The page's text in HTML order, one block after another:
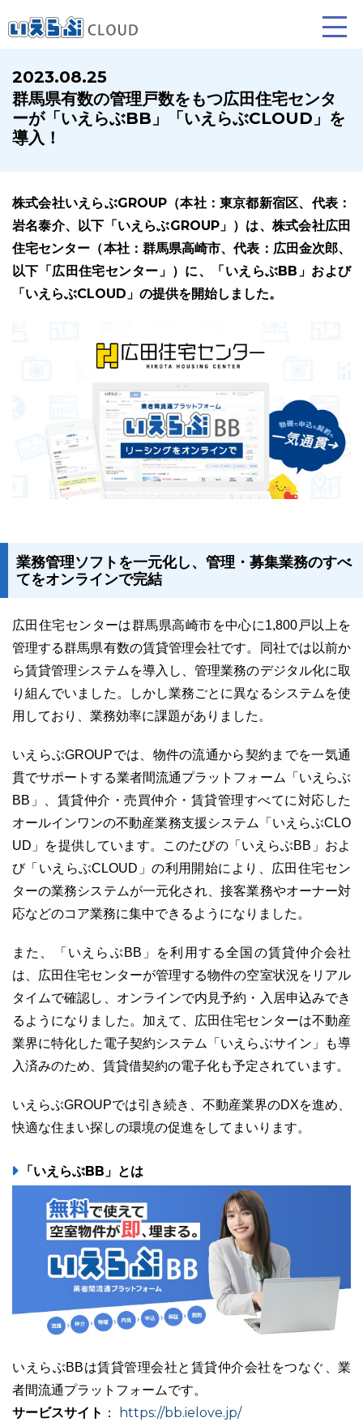
賃貸仲介
業務向け機能
売買仲介 賃貸管理
ユーザーインタビュー ホームページ制作実績
ニュース一覧 お役立ちブログ 資料ダウンロード
特長 サービス一覧 プラン
03-6689-1791
2023.08.25
群馬県有数の管理戸数をもつ広田住宅センタ
ーが「いえらぶBB」「いえらぶCLOUD」を
導入！
株式会社いえらぶGROUP（本社：東京都新宿区、代表：
岩名泰介、以下「いえらぶGROUP」）は、株式会社広田
住宅センター（本社：群馬県高崎市、代表：広田金次郎、
以下「広田住宅センター」）に、「いえらぶBB」および
「いえらぶCLOUD」の提供を開始しました。
業務管理ソフトを一元化し、管理・募集業務のすべ
てをオンラインで完結
広田住宅センターは群馬県高崎市を中心に1,800戸以上を
管理する群馬県有数の賃貸管理会社です。同社では以前か
ら賃貸管理システムを導入し、管理業務のデジタル化に取
り組んでいました。しかし業務ごとに異なるシステムを使
用しており、業務効率に課題がありました。
いえらぶGROUPでは、物件の流通から契約までを一気通
貫でサポートする業者間流通プラットフォーム「いえらぶ
BB」、賃貸仲介・売買仲介・賃貸管理すべてに対応した
オールインワンの不動産業務支援システム「いえらぶCLO
UD」を提供しています。このたびの「いえらぶBB」およ
び「いえらぶCLOUD」の利用開始により、広田住宅セン
ターの業務システムが一元化され、接客業務やオーナー対
応などのコア業務に集中できるようになりました。
また、「いえらぶBB」を利用する全国の賃貸仲介会社
は、広田住宅センターが管理する物件の空室状況をリアル
タイムで確認し、オンラインで内見予約・入居申込みでき
るようになりました。加えて、広田住宅センターは不動産
業界に特化した電子契約システム「いえらぶサイン」も導
入済みのため、賃貸借契約の電子化も予定されています。
いえらぶGROUPでは引き続き、不動産業界のDXを進め、
快適な住まい探しの環境の促進をしてまいります。
「いえらぶBB」とは
いえらぶBBは賃貸管理会社と賃貸仲介会社をつなぐ、業
者間流通プラットフォームです。
サービスサイト ： https://bb.ielove.jp/